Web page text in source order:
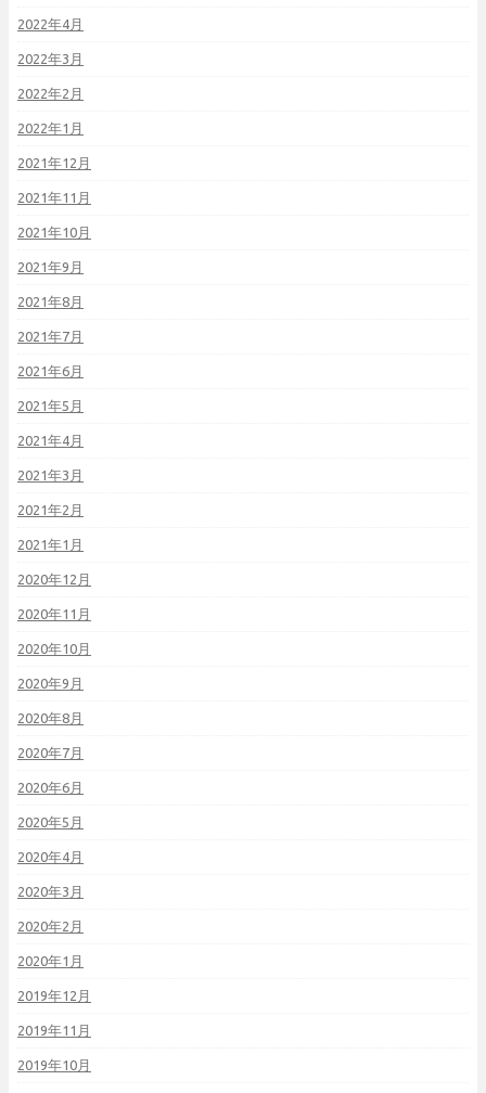
2022年4月
2022年3月
2022年2月
2022年1月
2021年12月
2021年11月
2021年10月
2021年9月
2021年8月
2021年7月
2021年6月
2021年5月
2021年4月
2021年3月
2021年2月
2021年1月
2020年12月
2020年11月
2020年10月
2020年9月
2020年8月
2020年7月
2020年6月
2020年5月
2020年4月
2020年3月
2020年2月
2020年1月
2019年12月
2019年11月
2019年10月